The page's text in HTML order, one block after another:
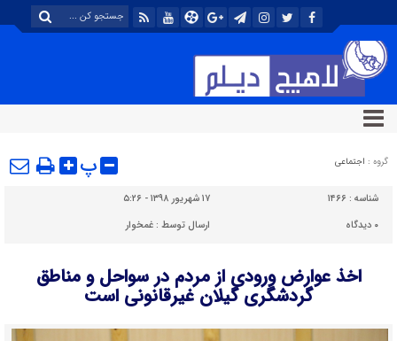
گروه : اجتماعی پ
شناسه : ۱۴۶۶
۱۷ شهریور ۱۳۹۸ - ۵:۲۶
۰ دیدگاه ارسال توسط :غمخوار
اخذ عوارض ورودی از مردم در سواحل و مناطق
گردشگری گیلان غیرقانونی است